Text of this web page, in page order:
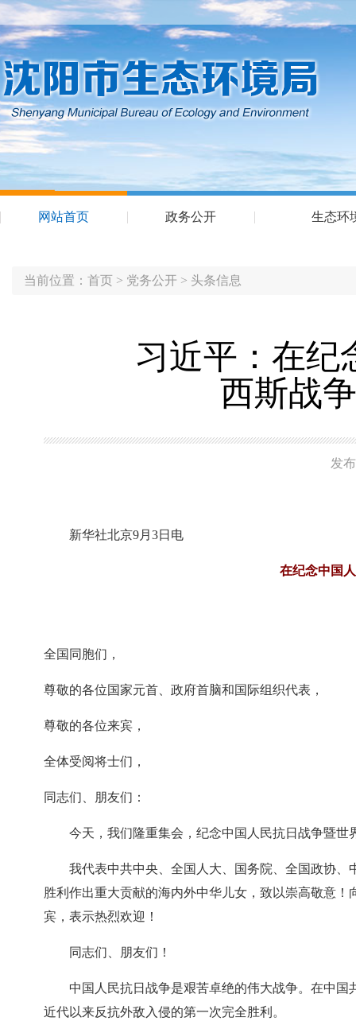
网站首页 政务公开 生态环
当前位置： 首页 > 党务公开 > 头条信息
习近平：在纪
西斯战
发
新华社北京9月3日电
在纪念中国
全国同胞们，
尊敬的各位国家元首、政府首脑和国际组织代表，
尊敬的各位来宾，
全体受阅将士们，
同志们、朋友们：
今天，我们隆重集会，纪念中国人民抗日战争暨
我代表中共中央、全国人大、国务院、全国政协
胜利作出重大贡献的海内外中华儿女，致以崇高敬意
宾，表示热烈欢迎！
同志们、朋友们！
中国人民抗日战争是艰苦卓绝的伟大战争。在中
近代以来反抗外敌入侵的第一次完全胜利。